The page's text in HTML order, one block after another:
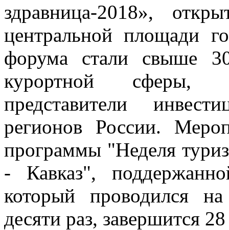
здравница-2018»,
центральной площади
форума стали свыше
курортной сферы,
представители
регионов России.
программы "Неделя
- Кавказ",
который проводился
десяти раз, завершится